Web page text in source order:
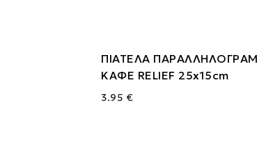
ΠΙΑΤΕΛΑ
ΚΑΦΕ RELIEF 25x15cm
3.95 €